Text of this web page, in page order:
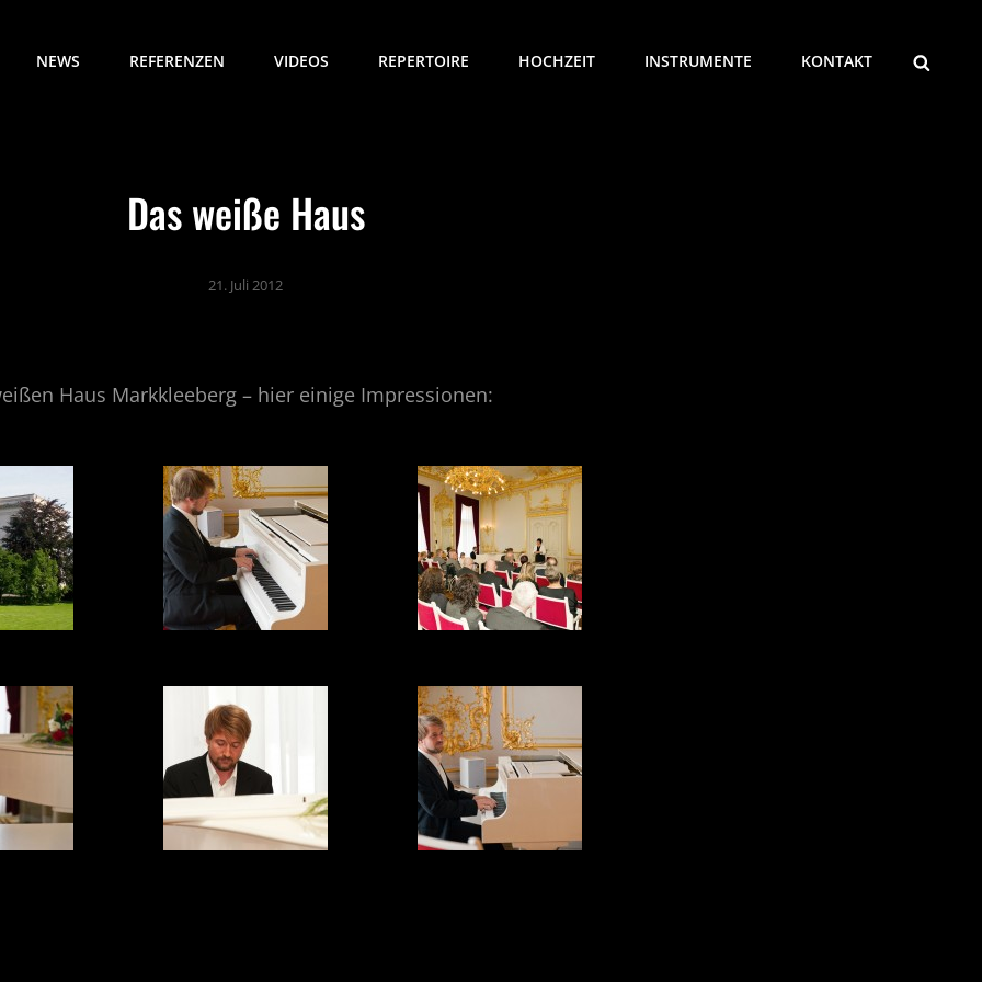
NEWS REFERENZEN VIDEOS REPERTOIRE HOCHZEIT INSTRUMENTE KONTAKT
Das weiße Haus
21. Juli 2012
Haus Markkleeberg – hier einige Impressionen: